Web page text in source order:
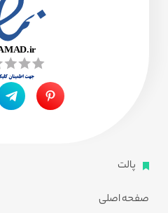
پالت
صفحه اصلی